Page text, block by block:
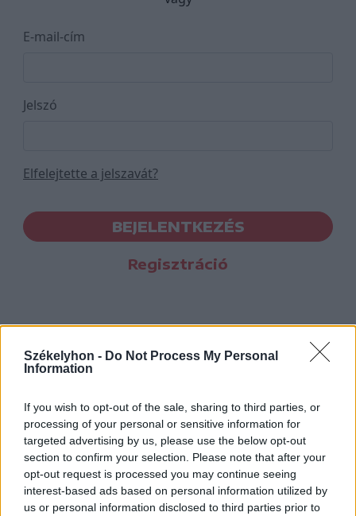
Székelyhon - Do Not Process My Personal
Information
If you wish to opt-out of the sale, sharing to third parties, or
processing of your personal or sensitive information for
targeted advertising by us, please use the below opt-out
section to confirm your selection. Please note that after your
opt-out request is processed you may continue seeing
interest-based ads based on personal information utilized by
us or personal information disclosed to third parties prior to
E-mail-cím
Jelszó
Elfelejtette a jelszavát?
BEJELENTKEZÉS
Regisztráció
Hasznos
Impresszum